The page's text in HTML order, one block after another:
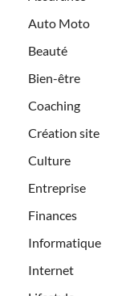
Auto Moto
Beauté
Bien-être
Coaching
Création site
Culture
Entreprise
Finances
Informatique
Internet